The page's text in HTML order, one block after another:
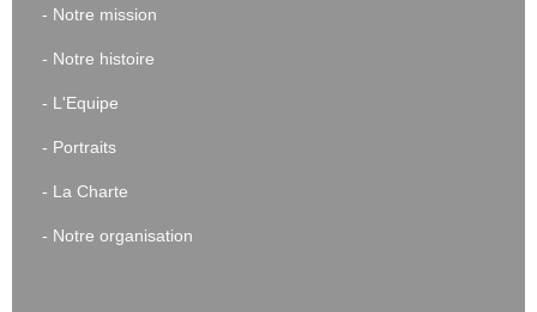
- Notre mission
- Notre histoire
- L'Equipe
- Portraits
- La Charte
- Notre organisation